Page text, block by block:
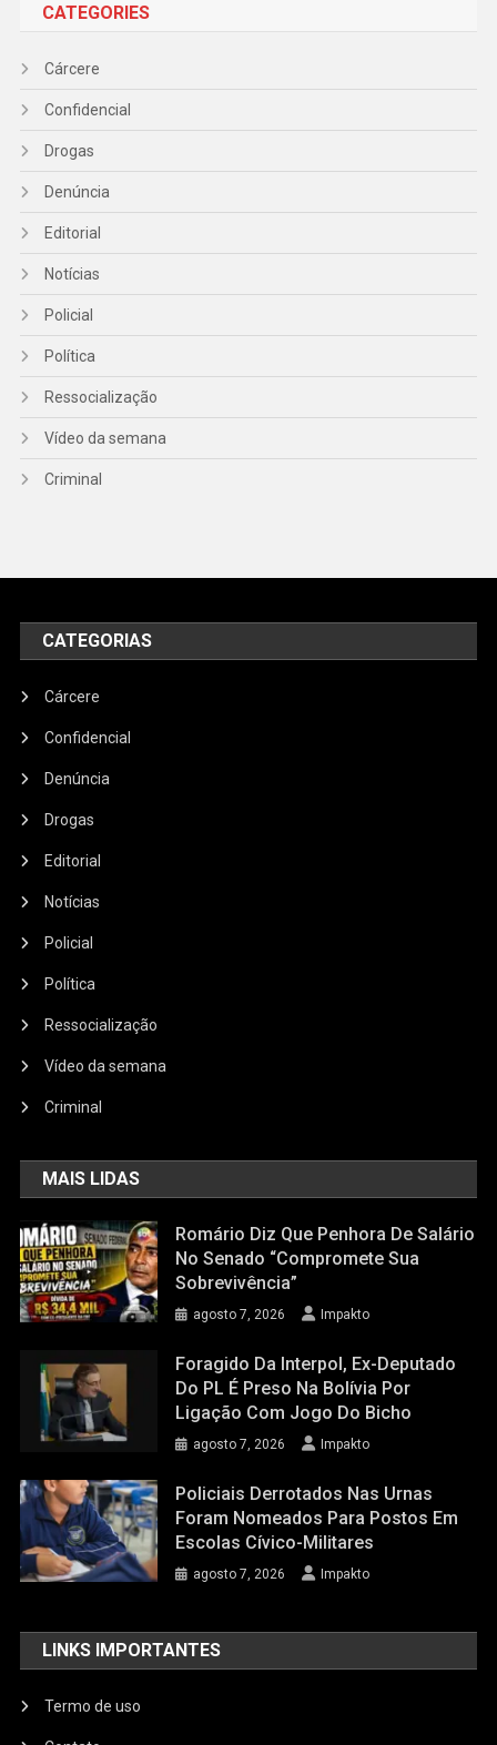
CATEGORIES
Cárcere
Confidencial
Drogas
Denúncia
Editorial
Notícias
Policial
Política
Ressocialização
Vídeo da semana
Criminal
CATEGORIAS
Cárcere
Confidencial
Denúncia
Drogas
Editorial
Notícias
Policial
Política
Ressocialização
Vídeo da semana
Criminal
MAIS LIDAS
Romário Diz Que Penhora De Salário
No Senado “compromete Sua
Sobrevivência”
agosto 7, 2026 Impakto
Foragido Da Interpol, Ex-Deputado
Do PL É Preso Na Bolívia Por
Ligação Com Jogo Do Bicho
agosto 7, 2026 Impakto
Policiais Derrotados Nas Urnas
Foram Nomeados Para Postos Em
Escolas Cívico-Militares
agosto 7, 2026 Impakto
LINKS IMPORTANTES
Termo de uso